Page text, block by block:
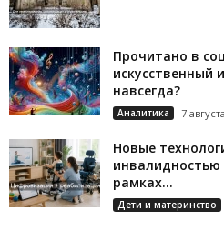
Прочитано в
искусственный
навсегда?
Аналитика 7
Новые
инвалидностью
рамках...
Дети и материнство